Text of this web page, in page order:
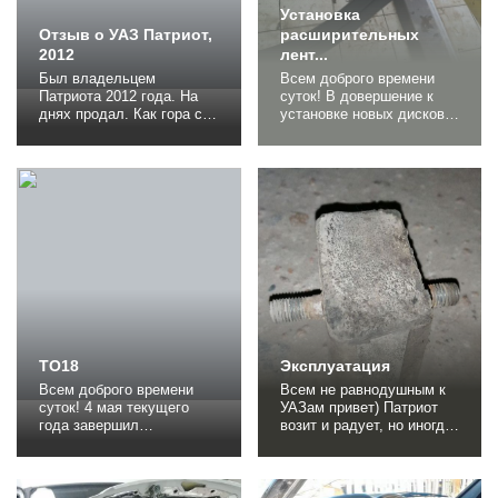
Отзыв о УАЗ Патриот,
2012
Был владельцем
Патриота 2012 года. На
днях продал. Как гора с
оговорюсь, что цель
данного отзыва это не
Установка
расширительных
лент...
Всем доброго времени
суток! В довершение к
установке новых дисков с
покупать и устанавливать
расширительные ленты
шириной 5 см. Грязь
очень быстро
забрызгивала бока. Да и
камни отшлифовали бы
мне все двери. Встали
ленты очень даже не
плохо. Сначала
прикрутили ленты
целиком во...
ТО18
Всем доброго времени
суток! 4 мая текущего
года завершил
посвящённые
техническому
Эксплуатация
Всем не равнодушным к
УАЗам привет) Патриот
возит и радует, но иногда
внимание) Итак, появился
громкий звук во время